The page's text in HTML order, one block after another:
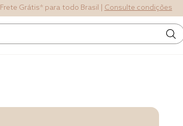
Frete Grátis* para todo Brasil | Consulte condições